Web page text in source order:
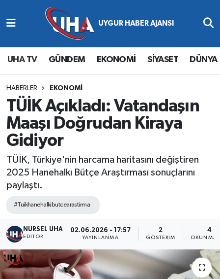
UHA TV GÜNDEM EKONOMİ SİYASET DÜNYA
HABERLER EKONOMİ
TÜİK Açıkladı: Vatandaşın
Maaşı Doğrudan Kiraya
Gidiyor
TÜİK, Türkiye'nin harcama haritasını değiştiren
2025 Hanehalkı Bütçe Araştırması sonuçlarını
paylaştı.
#Tuikhanehalkibutcearastirma
NURSEL UHA
EDITÖR
02.06.2026 - 17:57
YAYINLANMA
2
GÖSTERIM
4
OKUNMA
Abone Ol
Gündem
Ekonomi
Magazin
Siyaset
Spor
Yaşam
Nöbetçi Eczaneler
Hava Durumu
Namaz Vakitleri
Trafik Durumu
Süper Lig Puan Durumu ve Fikstür
Tüm Manşetler
Son Dakika Haberleri